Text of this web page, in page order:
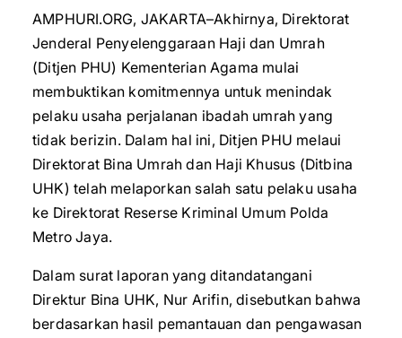
AMPHURI.ORG, JAKARTA–Akhirnya, Direktorat
Jenderal Penyelenggaraan Haji dan Umrah
(Ditjen PHU) Kementerian Agama mulai
membuktikan komitmennya untuk menindak
pelaku usaha perjalanan ibadah umrah yang
tidak berizin. Dalam hal ini, Ditjen PHU melaui
Direktorat Bina Umrah dan Haji Khusus (Ditbina
UHK) telah melaporkan salah satu pelaku usaha
ke Direktorat Reserse Kriminal Umum Polda
Metro Jaya.
Dalam surat laporan yang ditandatangani
Direktur Bina UHK, Nur Arifin, disebutkan bahwa
berdasarkan hasil pemantauan dan pengawasan